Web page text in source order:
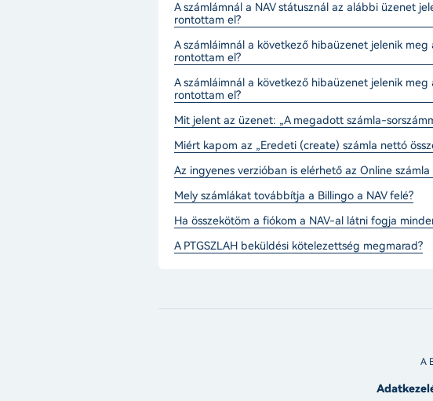
A számlámnál a NAV státusznál az alábbi üzenet
rontottam el?
A számláimnál a következő hibaüzenet jelenik meg
rontottam el?
A számláimnál a következő hibaüzenet jelenik meg
rontottam el?
Mit jelent az üzenet: „A megadott számla-
Miért kapom az „Eredeti (create) számla nettó
Az ingyenes verzióban is elérhető az Online
Mely számlákat továbbítja a Billingo a NAV felé?
Ha összekötöm a fiókom a NAV-al látni fogja
A PTGSZLAH beküldési kötelezettség megmarad?
A